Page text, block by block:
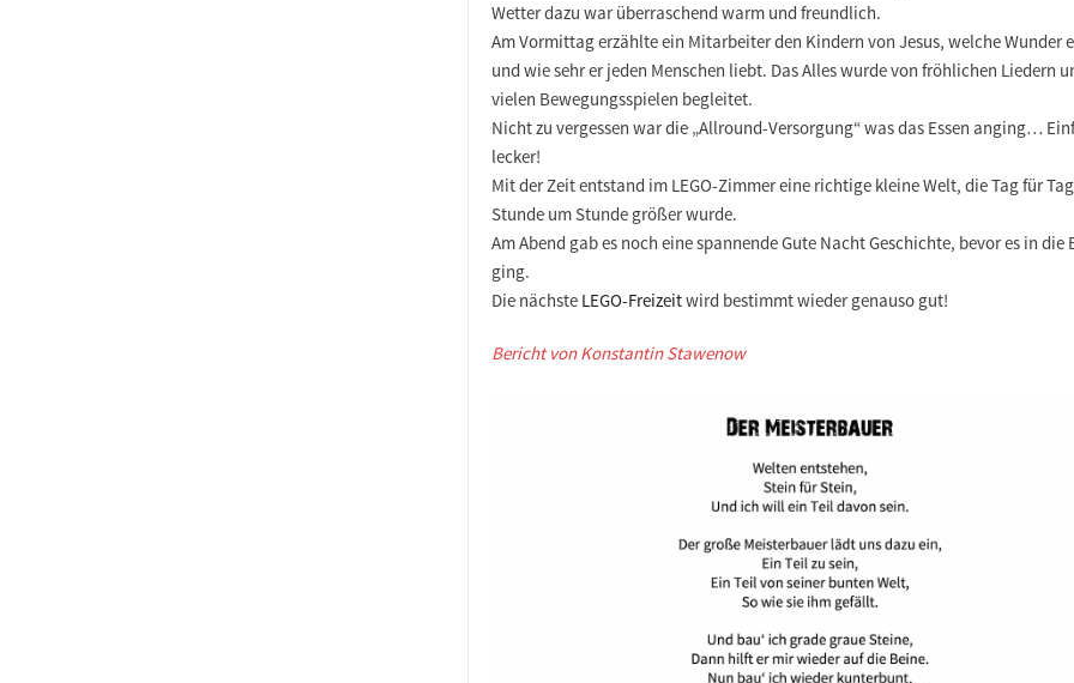
Wetter dazu war überraschend warm und freundlich.
Am Vormittag erzählte ein Mitarbeiter den Kindern von Jesus, welche Wunder
und wie sehr er jeden Menschen liebt. Das Alles wurde von fröhlichen Liedern
vielen Bewegungsspielen begleitet.
Nicht zu vergessen war die „Allround-Versorgung“ was das Essen anging…
lecker!
Mit der Zeit entstand im LEGO-Zimmer eine richtige kleine Welt, die Tag für
Stunde um Stunde größer wurde.
Am Abend gab es noch eine spannende Gute Nacht Geschichte, bevor es in die
ging.
Die nächste LEGO-Freizeitwird bestimmt wieder genauso gut!
Bericht von Konstantin Stawenow